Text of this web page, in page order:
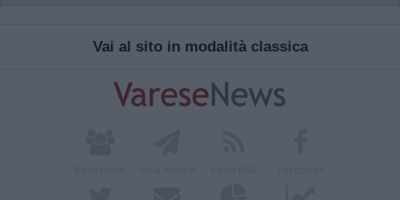
Vai al sito in modalità classica